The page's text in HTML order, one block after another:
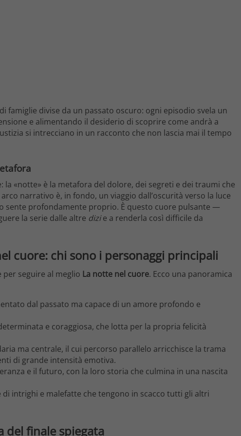
famiglie divise da un passato oscuro: ogni episodio svela un
e alimentando il desiderio di scoprire come andrà a
si intrecciano in un racconto che non lascia mai il tempo
la «notte» è la metafora del dolore, dei segreti e dei traumi che
narrativo è, in fondo, un viaggio dall’oscurità verso la luce
sente profondamente proprio. È questo cuore pulsante —
la serie dalle altre dizie a renderla così difficile da
cuore: chi sono i personaggi principali
seguire al meglio La notte nel cuore. Ecco una panoramica
dal passato ma capace di un amore profondo e
e coraggiosa, che lotta per la propria felicità
ma centrale, il cui percorso parallelo arricchisce la trama
di grande intensità emotiva.
e il futuro, con la loro storia che culmina in una nascita
di intrighi e malefatte che tengono in scacco tutti gli altri
del finale spiegata